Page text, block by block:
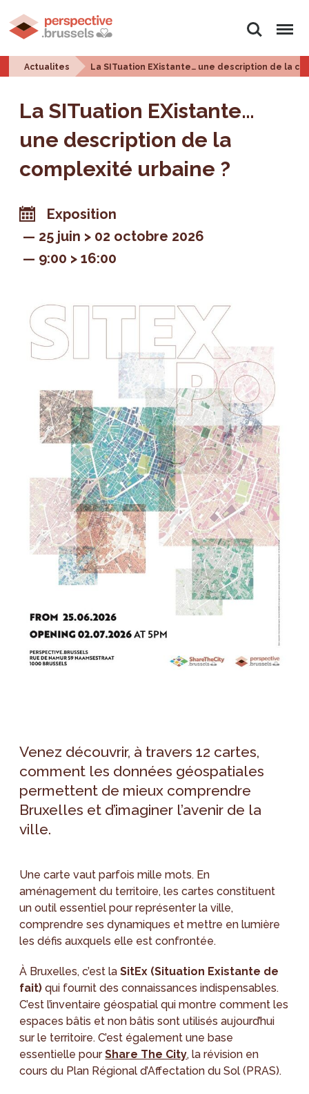
Rechercher
Menu
Actualites La SITuation EXistante… une description de la
La SITuation EXistante…
une description de la
complexité urbaine ?
Exposition
25 juin > 02 octobre 2026
9:00 > 16:00
Venez découvrir, à travers 12 cartes,
comment les données géospatiales
permettent de mieux comprendre
Bruxelles et d’imaginer l’avenir de la
ville.
Une carte vaut parfois mille mots. En
aménagement du territoire, les cartes constituent
un outil essentiel pour représenter la ville,
comprendre ses dynamiques et mettre en lumière
les défis auxquels elle est confrontée.
À Bruxelles, c’est laSitEx (Situation Existante de
fait) qui fournit des connaissances indispensables.
C’est l’inventaire géospatial qui montre comment les
espaces bâtis et non bâtis sont utilisés aujourd’hui
sur le territoire. C’est également une base
essentielle pourShare The City, la révision en
cours du Plan Régional d’Affectation du Sol (PRAS).